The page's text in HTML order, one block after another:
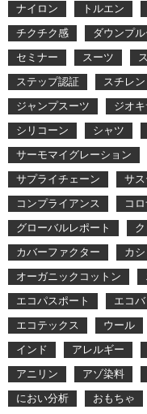
ナイロン トルエン
チクチク感
ダウンプ
セミナー
スーツ
ステップ認証
スチレン
ジャンプスーツ
ジオ
シリコーン
シャツ
サーモマイグレーション
サプライチェーン
サ
コンプライアンス
コ
グローバルレポート
カバーファクター
カ
オーガニックコットン
エコパスポート
エコ
エコテックス
ウール
インド
アレルギー
アニリン
アゾ染料
におい分析
おもちゃ